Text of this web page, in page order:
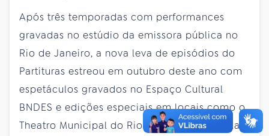
Após três temporadas com performances
gravadas no estúdio da emissora pública no
Rio de Janeiro, a nova leva de episódios do
Partituras estreou em outubro deste ano com
espetáculos gravados no Espaço Cultural
BNDES e edições especiais em locais como o
Theatro Municipal do Rio de Janeiro e a Sala